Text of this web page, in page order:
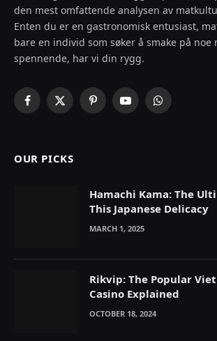
den mest omfattende analysen av
Enten du er en gastronomisk entusiast,
bare en individ som søker å smake på noe
spennende, har vi din rygg.
Facebook
X
PinterestYouTubeWhatsApp
OUR PICKS
Hamachi Kama: The
This Japanese Delicacy
MARCH 1, 2025
Rikvip: The Popular
Casino Explained
OCTOBER 18, 2024